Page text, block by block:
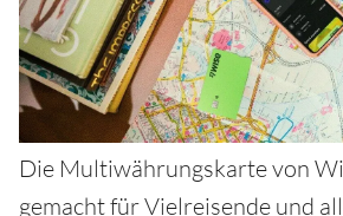
Die Multiwährungskarte von
gemacht für Vielreisende und